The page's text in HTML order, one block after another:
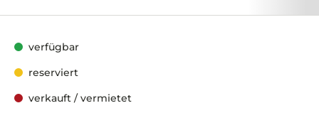
verfügbar
reserviert
verkauft / vermietet